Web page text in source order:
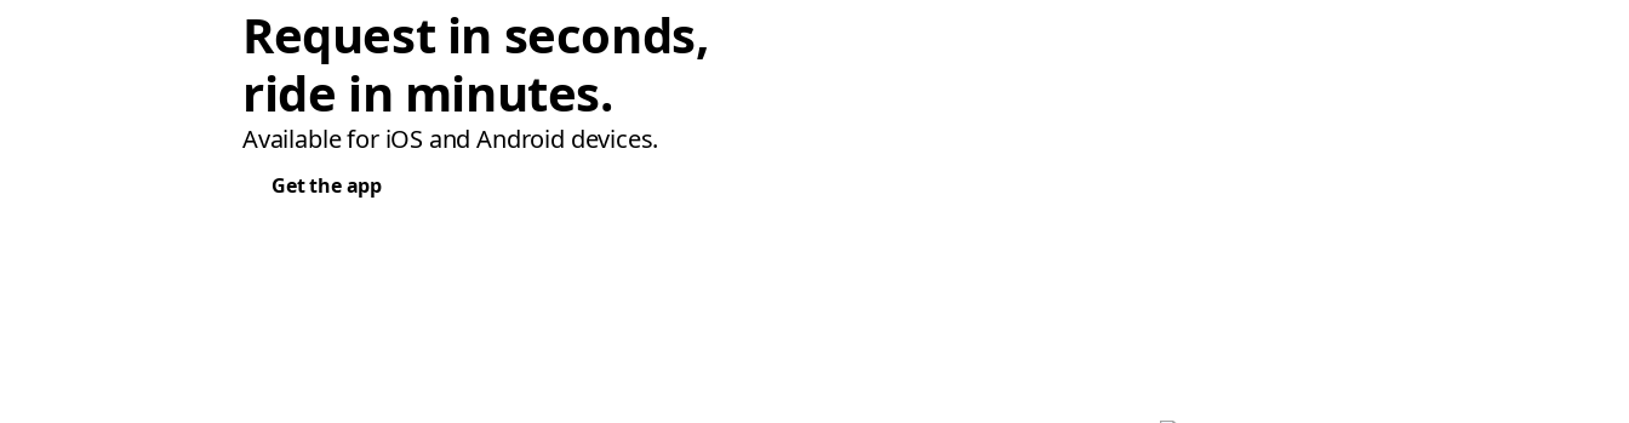
Request in seconds,
ride in minutes.
Available for iOS and Android devices.
Get the app